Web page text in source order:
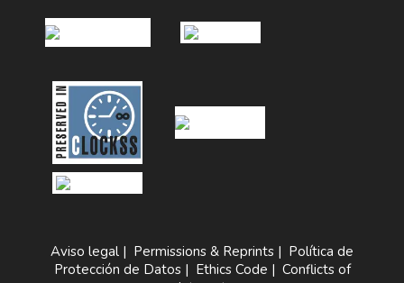
Aviso legal | Permissions & Reprints | Política de
Protección de Datos| Ethics Code | Conflicts of